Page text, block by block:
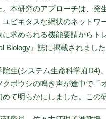
本研究のアプローチは、
ビキタスな網状のネット
に求められる機能要請から
Biology』誌に掲載されました
生(システム生命科学府
ボウシの鳴き声が途中で
て明らかにしました。この